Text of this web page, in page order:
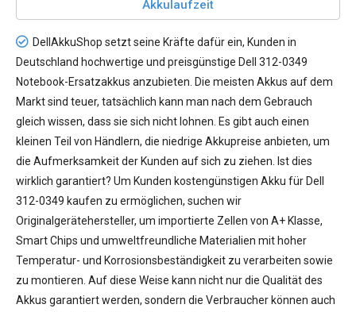
Akkulaufzeit
DellAkkuShop setzt seine Kräfte dafür ein, Kunden in
Deutschland hochwertige und preisgünstige Dell 312-0349
Notebook-Ersatzakkus anzubieten. Die meisten Akkus auf dem
Markt sind teuer, tatsächlich kann man nach dem Gebrauch
gleich wissen, dass sie sich nicht lohnen. Es gibt auch einen
kleinen Teil von Händlern, die niedrige Akkupreise anbieten, um
die Aufmerksamkeit der Kunden auf sich zu ziehen. Ist dies
wirklich garantiert? Um Kunden kostengünstigen Akku für Dell
312-0349 kaufen zu ermöglichen, suchen wir
Originalgerätehersteller, um importierte Zellen von A+ Klasse,
Smart Chips und umweltfreundliche Materialien mit hoher
Temperatur- und Korrosionsbeständigkeit zu verarbeiten sowie
zu montieren. Auf diese Weise kann nicht nur die Qualität des
Akkus garantiert werden, sondern die Verbraucher können auch